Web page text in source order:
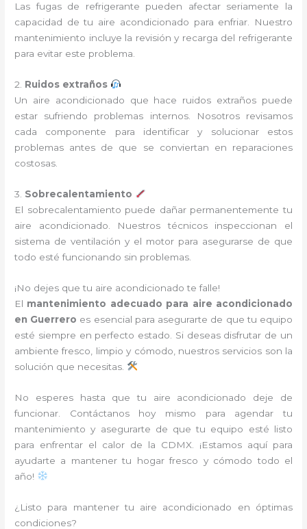
Las fugas de refrigerante pueden afectar seriamente la
capacidad de tu aire acondicionado para enfriar. Nuestro
mantenimiento incluye la revisión y recarga del refrigerante
para evitar este problema.
2. Ruidos extraños
Un aire acondicionado que hace ruidos extraños puede
estar sufriendo problemas internos. Nosotros revisamos
cada componente para identificar y solucionar estos
problemas antes de que se conviertan en reparaciones
costosas.
3. Sobrecalentamiento
El sobrecalentamiento puede dañar permanentemente tu
aire acondicionado. Nuestros técnicos inspeccionan el
sistema de ventilación y el motor para asegurarse de que
todo esté funcionando sin problemas.
¡No dejes que tu aire acondicionado te falle!
El mantenimiento adecuado para aire acondicionado
en Guerrero es esencial para asegurarte de que tu equipo
esté siempre en perfecto estado. Si deseas disfrutar de un
ambiente fresco, limpio y cómodo, nuestros servicios son la
solución que necesitas.
No esperes hasta que tu aire acondicionado deje de
funcionar. Contáctanos hoy mismo para agendar tu
mantenimiento y asegurarte de que tu equipo esté listo
para enfrentar el calor de la CDMX. ¡Estamos aquí para
ayudarte a mantener tu hogar fresco y cómodo todo el
año!
¿Listo para mantener tu aire acondicionado en óptimas
condiciones?